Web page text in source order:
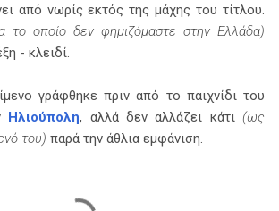
από νωρίς εκτός της μάχης του τίτλου.
το οποίο δεν φημιζόμαστε στην Ελλάδα)
- κλειδί.
γράφθηκε πριν από το παιχνίδι του
Ηλιούπολη, αλλά δεν αλλάζει κάτι (ως
του) παρά την άθλια εμφάνιση.